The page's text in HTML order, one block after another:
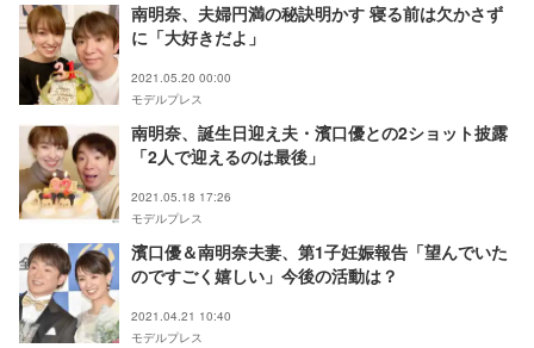
南明奈、夫婦円満の秘訣明かす 寝る前は欠かさず
に「大好きだよ」
2021.05.20 00:00
モデルプレス
南明奈、誕生日迎え夫・濱口優との2ショット披露
「2人で迎えるのは最後」
2021.05.18 17:26
モデルプレス
濱口優＆南明奈夫妻、第1子妊娠報告「望んでいた
のですごく嬉しい」今後の活動は？
2021.04.21 10:40
モデルプレス